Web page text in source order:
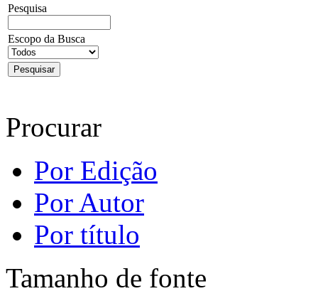
Pesquisa
Escopo da Busca
Procurar
Por Edição
Por Autor
Por título
Tamanho de fonte